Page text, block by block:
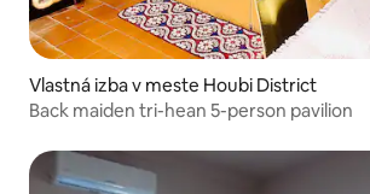
Vlastná izba v meste Houbi District
Back maiden tri-hean 5-person pavilion